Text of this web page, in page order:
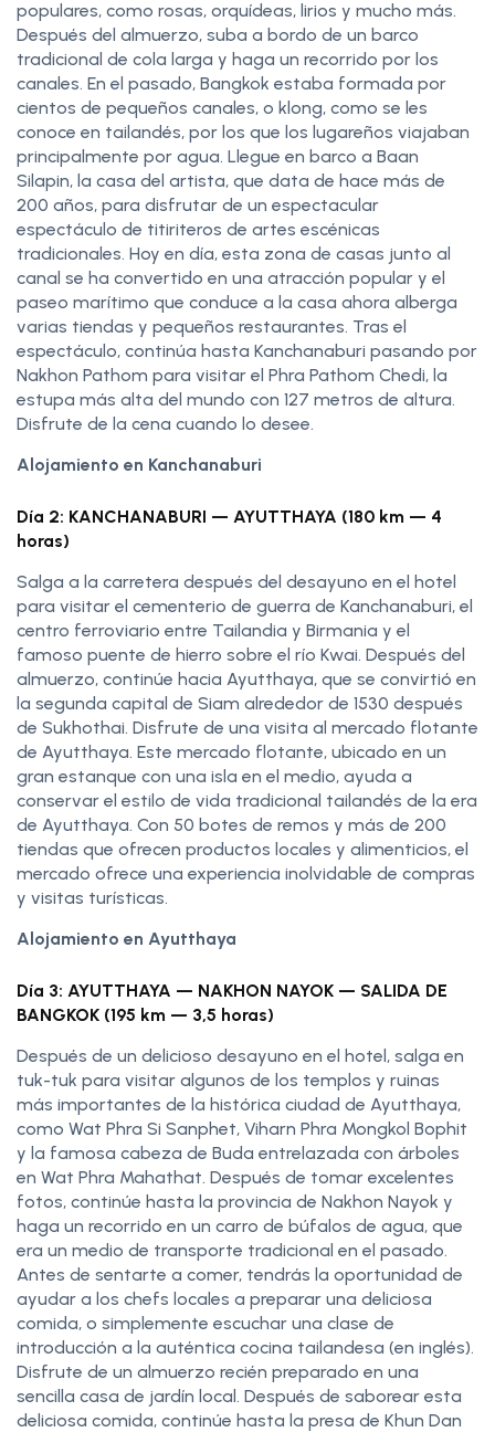
populares, como rosas, orquídeas, lirios y mucho más.
Después del almuerzo, suba a bordo de un barco
tradicional de cola larga y haga un recorrido por los
canales. En el pasado, Bangkok estaba formada por
cientos de pequeños canales, o klong, como se les
conoce en tailandés, por los que los lugareños viajaban
principalmente por agua. Llegue en barco a Baan
Silapin, la casa del artista, que data de hace más de
200 años, para disfrutar de un espectacular
espectáculo de titiriteros de artes escénicas
tradicionales. Hoy en día, esta zona de casas junto al
canal se ha convertido en una atracción popular y el
paseo marítimo que conduce a la casa ahora alberga
varias tiendas y pequeños restaurantes. Tras el
espectáculo, continúa hasta Kanchanaburi pasando por
Nakhon Pathom para visitar el Phra Pathom Chedi, la
estupa más alta del mundo con 127 metros de altura.
Disfrute de la cena cuando lo desee.
Alojamiento en Kanchanaburi
Día 2: KANCHANABURI — AYUTTHAYA (180 km — 4
horas)
Salga a la carretera después del desayuno en el hotel
para visitar el cementerio de guerra de Kanchanaburi, el
centro ferroviario entre Tailandia y Birmania y el
famoso puente de hierro sobre el río Kwai. Después del
almuerzo, continúe hacia Ayutthaya, que se convirtió en
la segunda capital de Siam alrededor de 1530 después
de Sukhothai. Disfrute de una visita al mercado flotante
de Ayutthaya. Este mercado flotante, ubicado en un
gran estanque con una isla en el medio, ayuda a
conservar el estilo de vida tradicional tailandés de la era
de Ayutthaya. Con 50 botes de remos y más de 200
tiendas que ofrecen productos locales y alimenticios, el
mercado ofrece una experiencia inolvidable de compras
y visitas turísticas.
Alojamiento en Ayutthaya
Día 3: AYUTTHAYA — NAKHON NAYOK — SALIDA DE
BANGKOK (195 km — 3,5 horas)
Después de un delicioso desayuno en el hotel, salga en
tuk-tuk para visitar algunos de los templos y ruinas
más importantes de la histórica ciudad de Ayutthaya,
como Wat Phra Si Sanphet, Viharn Phra Mongkol Bophit
y la famosa cabeza de Buda entrelazada con árboles
en Wat Phra Mahathat. Después de tomar excelentes
fotos, continúe hasta la provincia de Nakhon Nayok y
haga un recorrido en un carro de búfalos de agua, que
era un medio de transporte tradicional en el pasado.
Antes de sentarte a comer, tendrás la oportunidad de
ayudar a los chefs locales a preparar una deliciosa
comida, o simplemente escuchar una clase de
introducción a la auténtica cocina tailandesa (en inglés).
Disfrute de un almuerzo recién preparado en una
sencilla casa de jardín local. Después de saborear esta
deliciosa comida, continúe hasta la presa de Khun Dan